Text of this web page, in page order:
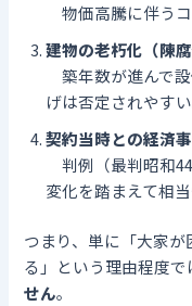
物価高騰に伴うコ
建物の老朽化（陳腐
築年数が進んで
げは否定されやすい
契約当時との経済
判例（最判昭和
変化を踏まえて相当
つまり、単に「大家
る」という理由程度で
せん。